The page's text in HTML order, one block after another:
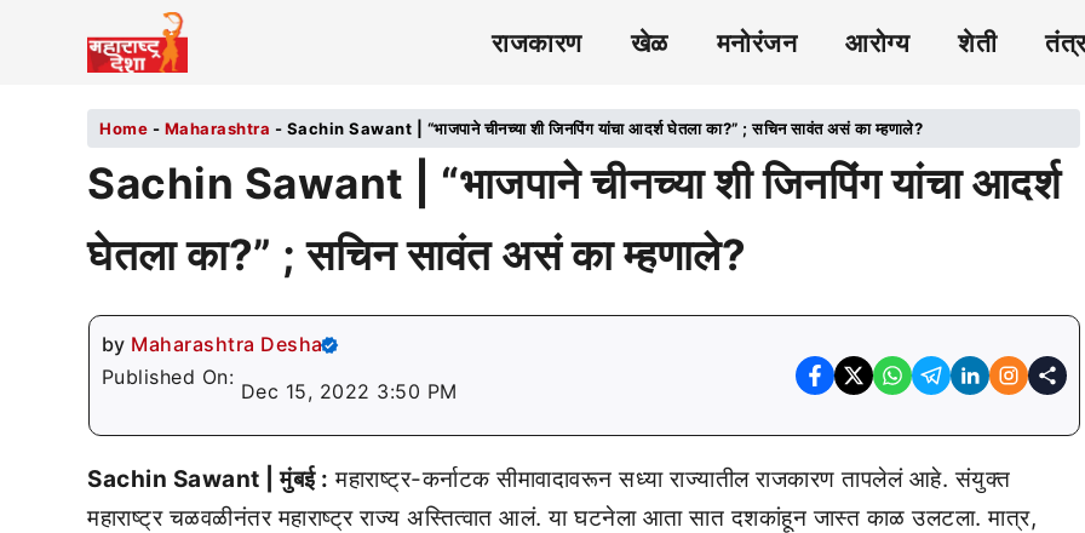
राजकारण खेळ मनोरंजन आरोग्य शेती
Home - Maharashtra - Sachin Sawant | “भाजपाने चीनच्या शी जिनपिंग यांचा आदर्श घेतला का?” ; सचिन सावंत असं का म्हणाले?
Sachin Sawant | “भाजपाने चीनच्या शी जिनपिंग यांचा आदर्श
घेतला का?” ; सचिन सावंत असं का म्हणाले?
by Maharashtra Desha
Published On:
Dec 15, 2022 3:50 PM
Sachin Sawant | मुंबई : महाराष्ट्र-कर्नाटक सीमावादावरून सध्या राज्यातील राजकारण तापलेलं आहे. संयुक्त
महाराष्ट्र चळवळीनंतर महाराष्ट्र राज्य अस्तित्वात आलं. या घटनेला आता सात दशकांहून जास्त काळ उलटला. मात्र,